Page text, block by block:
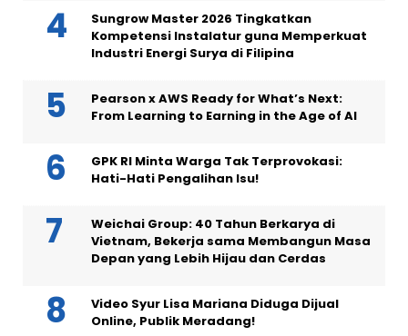
Sungrow Master 2026 Tingkatkan
Kompetensi Instalatur guna Memperkuat
Industri Energi Surya di Filipina
Pearson x AWS Ready for What’s Next:
From Learning to Earning in the Age of AI
GPK RI Minta Warga Tak Terprovokasi:
Hati-Hati Pengalihan Isu!
Weichai Group: 40 Tahun Berkarya di
Vietnam, Bekerja sama Membangun Masa
Depan yang Lebih Hijau dan Cerdas
Video Syur Lisa Mariana Diduga Dijual
Online, Publik Meradang!